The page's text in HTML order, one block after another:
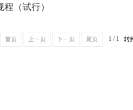
（试行）
首页 上一页 下一页 尾页 1 / 1 转